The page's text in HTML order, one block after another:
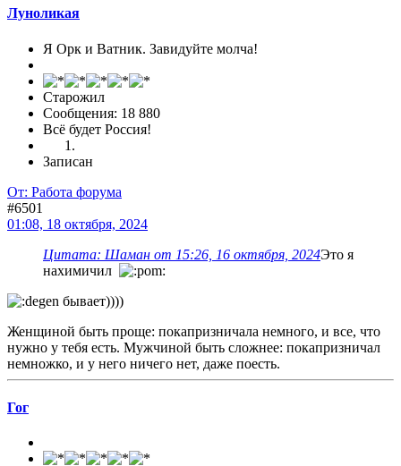
Луноликая
Я Орк и Ватник. Завидуйте молча!
Старожил
Сообщения: 18 880
Всё будет Россия!
Записан
От: Работа форума
#6501
01:08, 18 октября, 2024
Цитата: Шаман от 15:26, 16 октября, 2024Это я
нахимичил
бывает))))
Женщиной быть проще: покапризничала немного, и все, что
нужно у тебя есть. Мужчиной быть сложнее: покапризничал
немножко, и у него ничего нет, даже поесть.
Гог